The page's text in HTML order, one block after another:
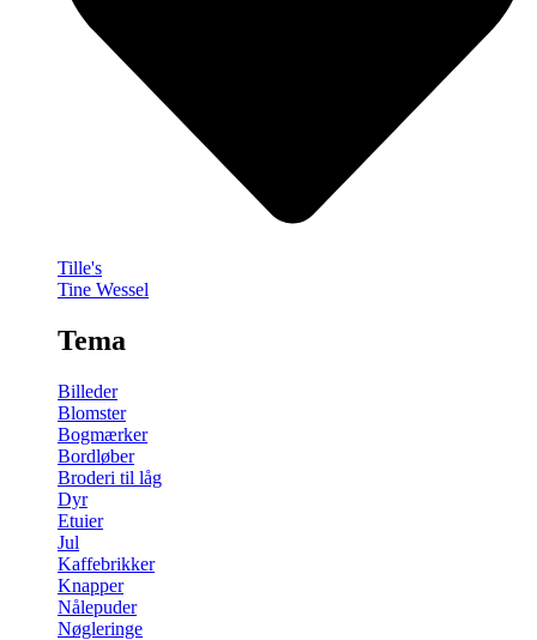
Tille's
Tine Wessel
Tema
Billeder
Blomster
Bogmærker
Bordløber
Broderi til låg
Dyr
Etuier
Jul
Kaffebrikker
Knapper
Nålepuder
Nøgleringe